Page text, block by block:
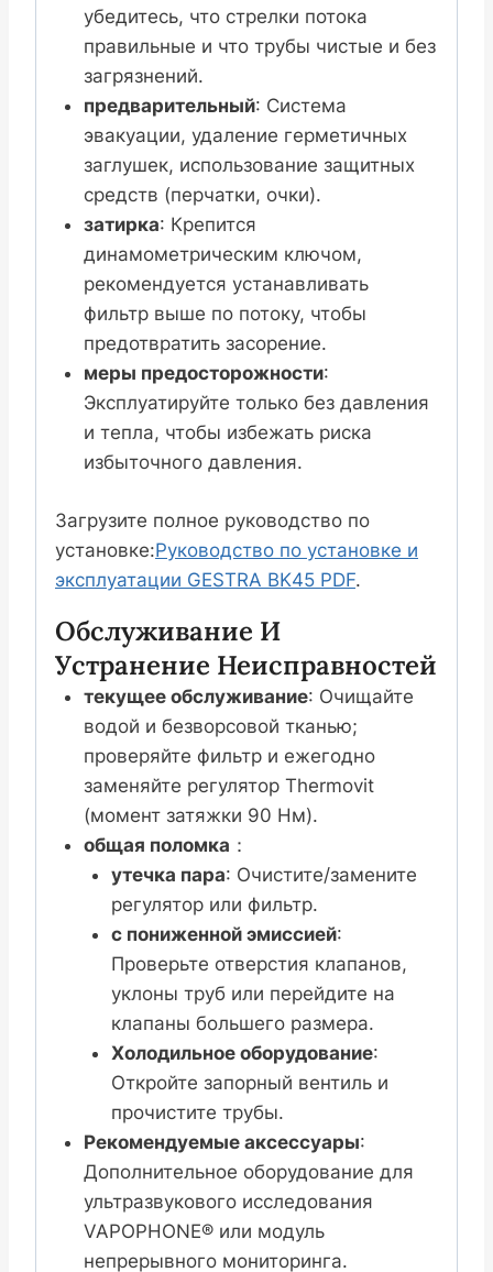
убедитесь, что стрелки потока
правильные и что трубы чистые и без
загрязнений.
предварительный: Система
эвакуации, удаление герметичных
заглушек, использование защитных
средств (перчатки, очки).
затирка: Крепится
динамометрическим ключом,
рекомендуется устанавливать
фильтр выше по потоку, чтобы
предотвратить засорение.
меры предосторожности:
Эксплуатируйте только без давления
и тепла, чтобы избежать риска
избыточного давления.
Загрузите полное руководство по
установке:Руководство по установке и
эксплуатации GESTRA BK45 PDF.
Обслуживание И
Устранение Неисправностей
текущее обслуживание: Очищайте
водой и безворсовой тканью;
проверяйте фильтр и ежегодно
заменяйте регулятор Thermovit
(момент затяжки 90 Нм).
общая поломка ：
утечка пара: Очистите/замените
регулятор или фильтр.
с пониженной эмиссией:
Проверьте отверстия клапанов,
уклоны труб или перейдите на
клапаны большего размера.
Холодильное оборудование:
Откройте запорный вентиль и
прочистите трубы.
Рекомендуемые аксессуары:
Дополнительное оборудование для
ультразвукового исследования
VAPOPHONE® или модуль
непрерывного мониторинга.